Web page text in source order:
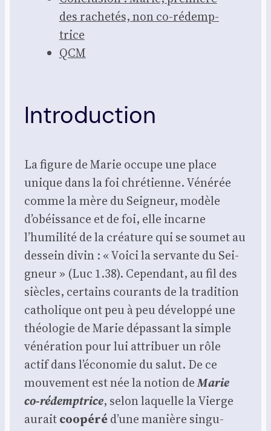
des rache­tés, non co-rédemp­
trice
QCM
Introduction
La figure de Marie occupe une place
unique dans la foi chré­tienne. Véné­rée
comme la mère du Sei­gneur, modèle
d’obéissance et de foi, elle incarne
l’humilité de la créa­ture qui se sou­met au
des­sein divin : « Voi­ci la ser­vante du Sei­
gneur » (Luc 1.38). Cepen­dant, au fil des
siècles, cer­tains cou­rants de la tra­di­tion
catho­lique ont peu à peu déve­lop­pé une
théo­lo­gie de Marie dépas­sant la simple
véné­ra­tion pour lui attri­buer un rôle
actif dans l’économie du salut. De ce
mou­ve­ment est née la notion deMarie
co-rédemp­trice, selon laquelle la Vierge
auraitcoopé­réd’une manière sin­gu­